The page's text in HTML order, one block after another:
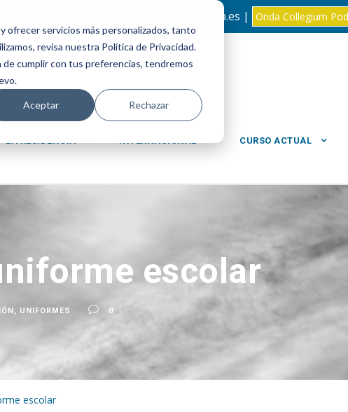
ofrecer servicios más personalizados, tanto
revisa nuestra Política de Privacidad.
cumplir con tus preferencias, tendremos
Aceptar Rechazar
sanjosevillafranca@fundacionloyola.es | Onda Collegium
CURSO ACTUAL
escolar
, UNIFORMES 0
escolar